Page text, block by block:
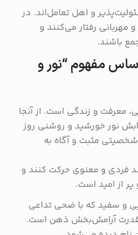
و اهل تعامل‌اند. در
مهربانی رفتار می‌کنند و
باشند.
مفهوم “نور و
معرفت و زندگی است. از آنجا
نور خورشید و روشنی روز
شخصیتی مثبت و آگاه به
فردی و معنوی حرکت کنند و
از امید است.
و سفید که با ضحی تداعی
قدرت آرامش‌بخش ذهن است.